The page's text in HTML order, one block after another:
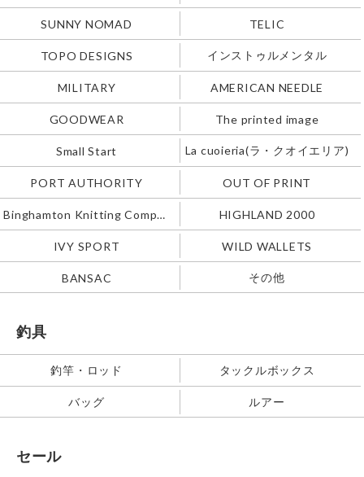
SUNNY NOMAD TELIC
TOPO DESIGNS インストゥルメンタル
MILITARY AMERICAN NEEDLE
GOODWEAR The printed image
Small Start La cuoieria(ラ・クオイエリア)
PORT AUTHORITY OUT OF PRINT
Binghamton Knitting Company HIGHLAND 2000
IVY SPORT WILD WALLETS
BANSAC その他
釣具
釣竿・ロッド タックルボックス
バッグ ルアー
セール